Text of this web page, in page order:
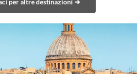
per altre destinazioni ➜